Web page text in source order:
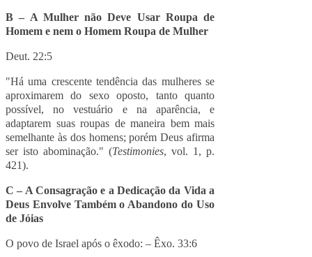
B – A Mulher não Deve Usar Roupa de
Homem e nem o Homem Roupa de Mulher
Deut. 22:5
"Há uma crescente tendência das mulheres se
aproximarem do sexo oposto, tanto quanto
possível, no vestuário e na aparência, e
adaptarem suas roupas de maneira bem mais
semelhante às dos homens; porém Deus afirma
ser isto abominação." (Testimonies, vol. 1, p.
421).
C – A Consagração e a Dedicação da Vida a
Deus Envolve Também o Abandono do Uso
de Jóias
O povo de Israel após o êxodo: – Êxo. 33:6